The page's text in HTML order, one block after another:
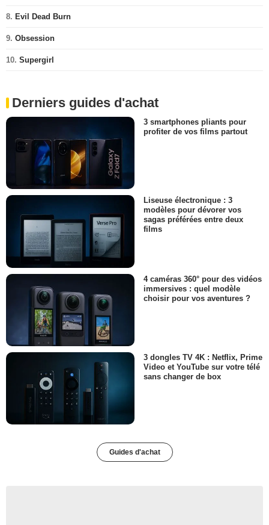
8. Evil Dead Burn
9. Obsession
10. Supergirl
Derniers guides d'achat
3 smartphones pliants pour
profiter de vos films partout
Liseuse électronique : 3
modèles pour dévorer vos
sagas préférées entre deux
films
4 caméras 360° pour des vidéos
immersives : quel modèle
choisir pour vos aventures ?
3 dongles TV 4K : Netflix, Prime
Video et YouTube sur votre télé
sans changer de box
Guides d'achat